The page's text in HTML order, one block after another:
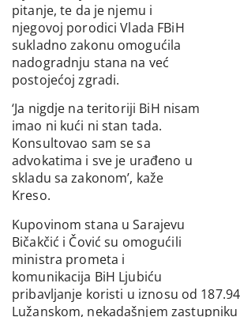
pitanje, te da je njemu i
njegovoj porodici Vlada FBiH
sukladno zakonu omogućila
nadogradnju stana na već
postojećoj zgradi.
‘Ja nigdje na teritoriji BiH nisam
imao ni kući ni stan tada.
Konsultovao sam se sa
advokatima i sve je urađeno u
skladu sa zakonom’, kaže
Kreso.
Kupovinom stana u Sarajevu
Bičakčić i Čović su omogućili
ministra prometa i
komunikacija BiH Ljubiću
pribavljanje koristi u iznosu od
Lužanskom, nekadašnjem